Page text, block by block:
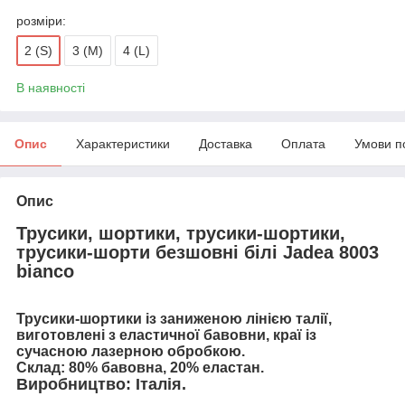
розміри:
2 (S) 3 (M) 4 (L)
В наявності
Опис Характеристики Доставка Оплата Умови
Опис
Трусики, шортики, трусики-шортики,
трусики-шорти безшовні білі Jadea 8003
bianco
Трусики-шортики із заниженою лінією талії,
виготовлені з еластичної бавовни, краї із
сучасною лазерною обробкою.
Склад: 80% бавовна, 20% еластан.
Виробництво: Італія.